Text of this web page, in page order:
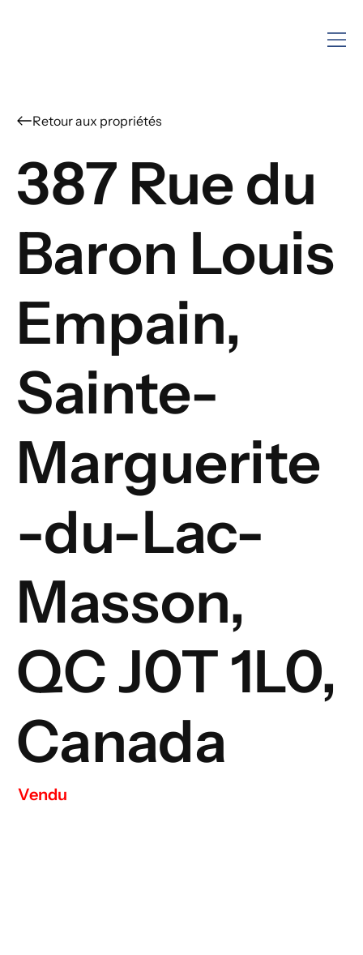
387 Rue du
Baron Louis
Empain,
Sainte-
Marguerite
-du-Lac-
Masson,
QC J0T 1L0,
Canada
Vendu